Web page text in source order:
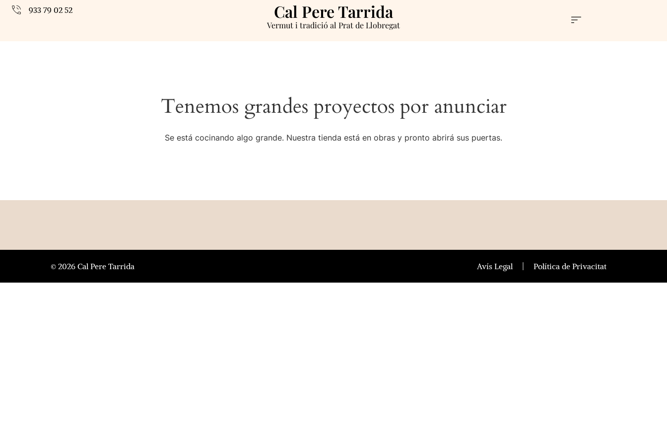
933 79 02 52 Cal Pere Tarrida
Vermut i tradició al Prat de Llobregat
Tenemos grandes proyectos por anunciar
Se está cocinando algo grande. Nuestra tienda está en obras y pronto abrirá sus puertas.
© 2026 Cal Pere Tarrida Avís Legal Política de Privacitat